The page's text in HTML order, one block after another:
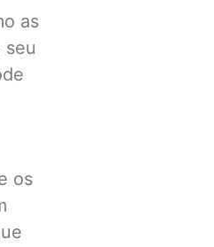
as
seu
os